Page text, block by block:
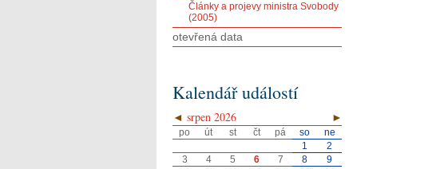
Články a projevy ministra Svobody
(2005)
otevřená data
Kalendář událostí
◄ ►
srpen 2026
po út st čt pá so
ne
1
2
3
4 5 6 7 8
9